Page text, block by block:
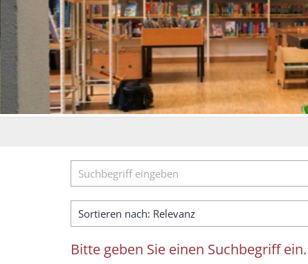
Suche
Bitte geben Sie einen Suchbegriff ein.